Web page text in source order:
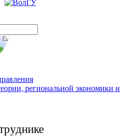
региональной экономики и